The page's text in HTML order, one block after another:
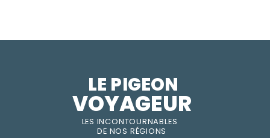
LES INCONTOURNABLES
DE NOS RÉGIONS
LE PIGEON
VOYAGEUR